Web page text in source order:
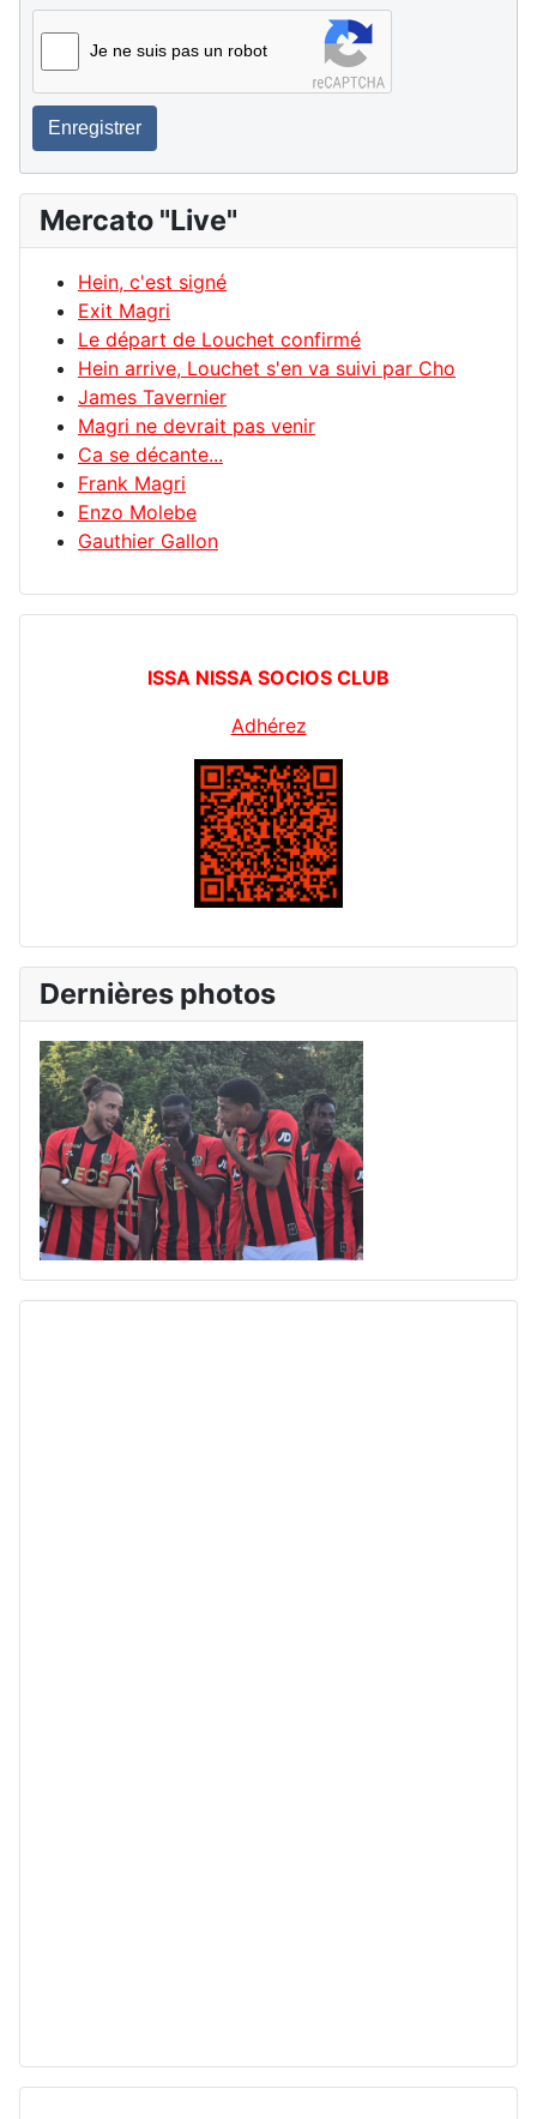
Je ne suis pas un robot
Enregistrer
Mercato "Live"
Hein, c'est signé
Exit Magri
Le départ de Louchet confirmé
Hein arrive, Louchet s'en va suivi par Cho
James Tavernier
Magri ne devrait pas venir
Ca se décante...
Frank Magri
Enzo Molebe
Gauthier Gallon
ISSA NISSA SOCIOS CLUB
Adhérez
Dernières photos